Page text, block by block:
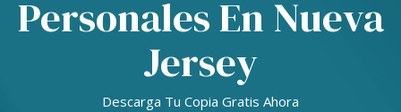
Personales En Nueva
Jersey
Descarga Tu Copia Gratis Ahora